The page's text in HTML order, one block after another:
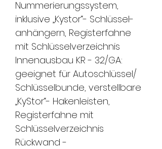
Nummerierungssystem,
inklusive „Kystor“- Schlüssel-
anhängern, Registerfahne
mit Schlüsselverzeichnis
Innenausbau KR- 32/GA:
geeignet für Autoschlüssel/
Schlüsselbunde, verstellbare
„KyStor“- Hakenleisten,
Registerfahne mit
Schlüsselverzeichnis
Rückwand -